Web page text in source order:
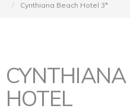
Cynthiana Beach Hotel 3*
HOTEL